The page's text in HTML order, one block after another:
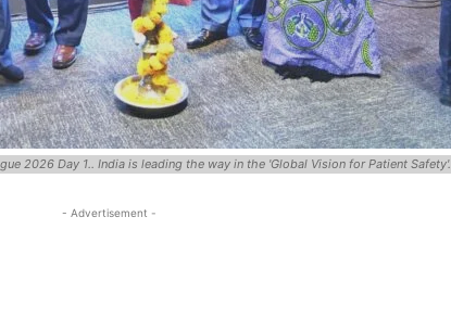
2026 Day 1.. India is leading the way in the 'Global Vision for Patient Safety'...
- Advertisement -